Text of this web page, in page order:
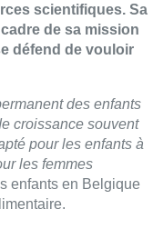
scientifiques. Sa
de sa mission
défend de vouloir
des enfants
croissance souvent
pour les enfants à
les femmes
enfants en Belgique